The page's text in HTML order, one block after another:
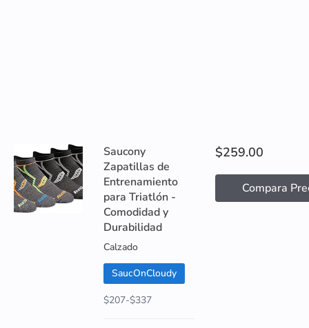
Saucony
Zapatillas de
Entrenamiento
para Triatlón -
Comodidad y
Durabilidad
Calzado
SaucOnCloudy
$207-$337
$259.00
Compara